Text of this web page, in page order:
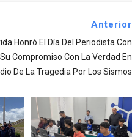
Anterior
Honró El Día Del Periodista Con
Compromiso Con La Verdad En
De La Tragedia Por Los Sismos